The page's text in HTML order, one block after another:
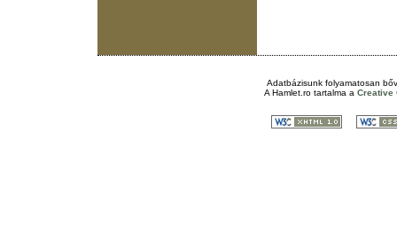
Adatbázisunk folyamatosan
A Hamlet.ro tartalma a Creative